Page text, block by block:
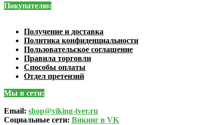
Покупателю:
Получение и доставка
Политика конфиденциальности
Пользовательское соглашение
Правила торговли
Способы оплаты
Отдел претензий
Мы в сети:
Email: shop@viking-tver.ru
Социальные сети: Викинг в VK